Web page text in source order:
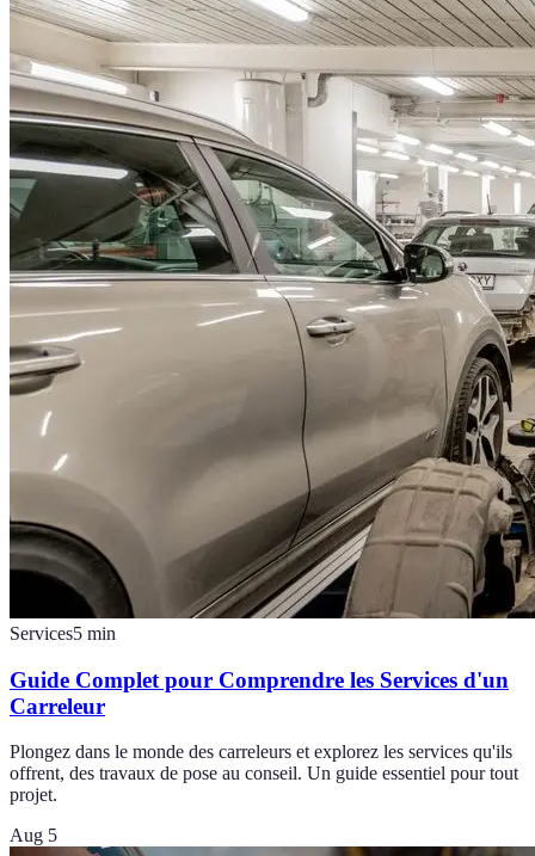
Services5 min
Guide Complet pour Comprendre les Services d'un
Carreleur
Plongez dans le monde des carreleurs et explorez les services qu'ils
offrent, des travaux de pose au conseil. Un guide essentiel pour tout
projet.
Aug 5